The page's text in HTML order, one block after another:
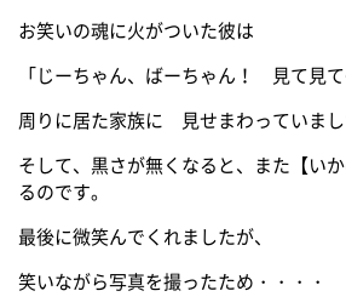
お笑いの魂に火がついた彼は
「じーちゃん、ばーちゃん！ 見て見
周りに居た家族に 見せまわっていまし
そして、黒さが無くなると、また【い
るのです。
最後に微笑んでくれましたが、
笑いながら写真を撮ったため・・・・